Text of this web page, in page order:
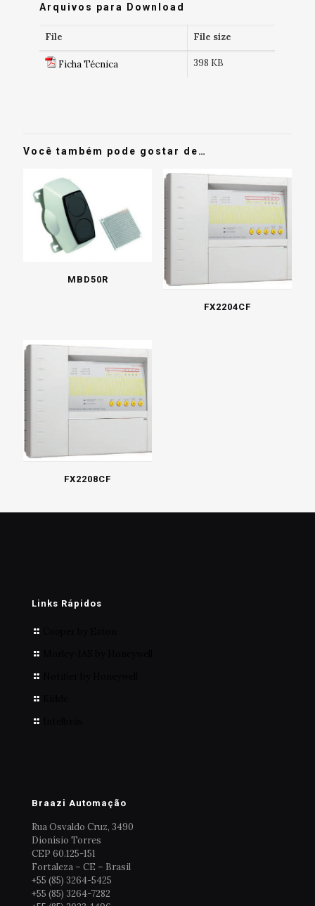
Arquivos para Download
File File size
Ficha Técnica 398 KB
Você também pode gostar de…
MBD50R
FX2204CF
FX2208CF
Links Rápidos
Braazi Automação
Rua Osvaldo Cruz, 3490
Dionísio Torres
CEP 60.125-151
Fortaleza – CE – Brasil
+55 (85) 3264-5425
+55 (85) 3264-7282